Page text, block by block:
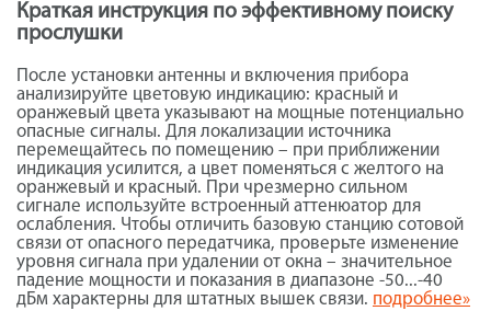
Краткая инструкция по эффективному поиску
прослушки
После установки антенны и включения прибора
анализируйте цветовую индикацию: красный и
оранжевый цвета указывают на мощные потенциально
опасные сигналы. Для локализации источника
перемещайтесь по помещению – при приближении
индикация усилится, а цвет поменяться с желтого на
оранжевый и красный. При чрезмерно сильном
сигнале используйте встроенный аттенюатор для
ослабления. Чтобы отличить базовую станцию сотовой
связи от опасного передатчика, проверьте изменение
уровня сигнала при удалении от окна – значительное
падение мощности и показания в диапазоне -50...-40
дБм характерны для штатных вышек связи. подробнее»